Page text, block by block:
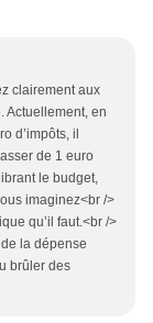
clairement aux
Actuellement, en
d’impôts, il
de 1 euro
le budget,
imaginez<br />
qu’il faut.<br />
la dépense
brûler des